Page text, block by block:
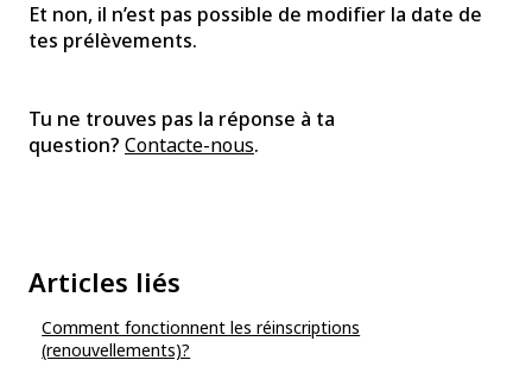
Et non, il n’est pas possible de modifier la date de
tes prélèvements.
Tu ne trouves pas la réponse à ta
question? Contacte-nous.
Articles liés
Comment fonctionnent les réinscriptions
(renouvellements)?